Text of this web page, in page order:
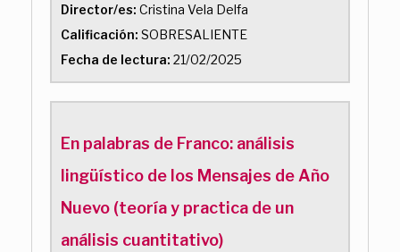
Director/es: Cristina Vela Delfa
Calificación: SOBRESALIENTE
Fecha de lectura: 21/02/2025
En palabras de Franco: análisis
lingüístico de los Mensajes de Año
Nuevo (teoría y practica de un
análisis cuantitativo)